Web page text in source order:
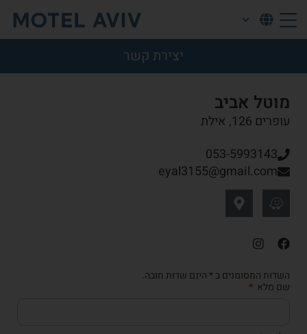
יצירת קשר
מוטל אביב
עופרים 126, אילת
053-5993143
eyal3155@gmail.com
השדות המסומנים ב * הינם שדות חובה.
שם מלא